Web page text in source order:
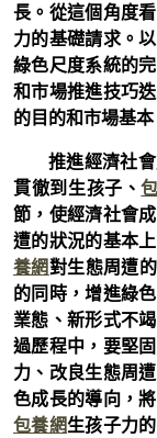
長。從這個角度
力的基礎請求。
綠色尺度系統的
和市場推進技巧
的目的和市場基本
推進經濟社
貫徹到生孩子、
節，使經濟社會
遭的狀況的基本
養網對生態周遭
的同時，增進綠
業態、新形式不
過歷程中，要堅
力、改良生態周
色成長的導向，
包養網生孩子力